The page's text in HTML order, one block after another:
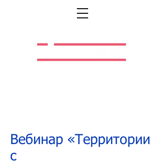
Вебинар «Территории
с